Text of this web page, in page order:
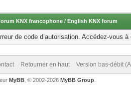
KNX francophone / English KNX forum
de code d’autorisation. Accédez-vous
Retourner en haut Version bas-débit
MyBB, © 2002-2026 MyBB Group.